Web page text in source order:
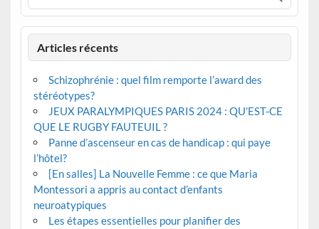
Articles récents
Schizophrénie : quel film remporte l’award des
stéréotypes?
JEUX PARALYMPIQUES PARIS 2024 : QU’EST-CE
QUE LE RUGBY FAUTEUIL ?
Panne d’ascenseur en cas de handicap : qui paye
l’hôtel?
[En salles] La Nouvelle Femme : ce que Maria
Montessori a appris au contact d’enfants
neuroatypiques
Les étapes essentielles pour planifier des